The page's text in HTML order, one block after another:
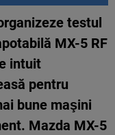
testul
MX-5 RF
intuit
pentru
bune maşini
Mazda MX-5